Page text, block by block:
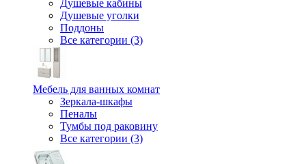
Душевые кабины
Душевые уголки
Поддоны
Все категории (3)
Мебель для ванных комнат
Зеркала-шкафы
Пеналы
Тумбы под раковину
Все категории (3)